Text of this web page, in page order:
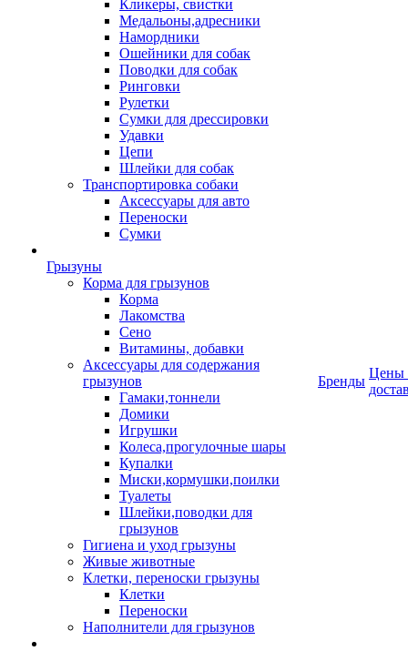
Кликеры, свистки
Медальоны,адресники
Намордники
Ошейники для собак
Поводки для собак
Ринговки
Рулетки
Сумки для дрессировки
Удавки
Цепи
Шлейки для собак
Транспортировка собаки
Аксессуары для авто
Переноски
Сумки
Грызуны
Корма для грызунов
Корма
Лакомства
Сено
Витамины, добавки
Аксессуары для содержания
грызунов
Гамаки,тоннели
Домики
Игрушки
Колеса,прогулочные шары
Купалки
Миски,кормушки,поилки
Туалеты
Шлейки,поводки для
грызунов
Гигиена и уход грызуны
Живые животные
Клетки, переноски грызуны
Клетки
Переноски
Наполнители для грызунов
Бренды
Цены